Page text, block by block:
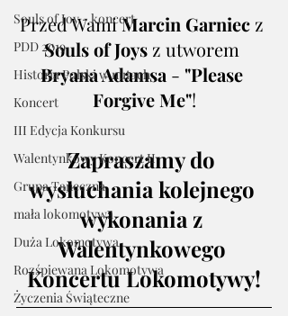
Souls of Joy - koncert
PDD 2019
Historia Polski w nutach
Koncert
III Edycja Konkursu
Walentynkowy Koncert II
Grupa Taneczna
mała lokomotywa
Duża Lokomotywa
Rozśpiewana Lokomotywa
Życzenia Świąteczne
Przed Wami Marcin Garniec z
Souls of Joys z utworem
Bryana Adamsa - "Please
Forgive Me"!
Zapraszamy do
wysłuchania kolejnego
wykonania z
Walentynkowego
Koncertu Lokomotywy!